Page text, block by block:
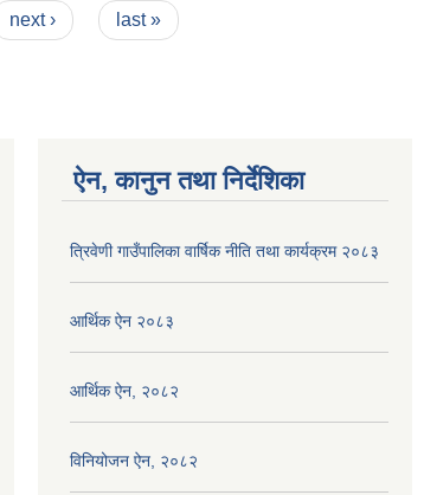
next › last »
ऐन, कानुन तथा निर्देशिका
त्रिवेणी गाउँपालिका वार्षिक नीति तथा कार्यक्रम २०८३
आर्थिक ऐन २०८३
आर्थिक ऐन, २०८२
विनियोजन ऐन, २०८२